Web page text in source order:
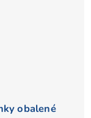
obalené